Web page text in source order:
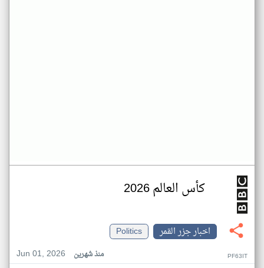
كأس العالم 2026
اخبار جزر القمر
Politics
Jun 01, 2026
منذ شهرين PF63IT